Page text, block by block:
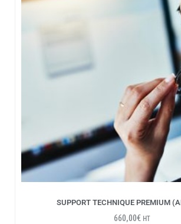
SUPPORT TECHNIQUE PREMIUM
660,00€ HT